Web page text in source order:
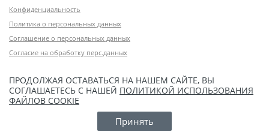
Конфиденциальность
Политика о персональных данных
Соглашение о персональных данных
Согласие на обработку перс.данных
ПРОДОЛЖАЯ ОСТАВАТЬСЯ НА НАШЕМ САЙТЕ, ВЫ
СОГЛАШАЕТЕСЬ С НАШЕЙ ПОЛИТИКОЙ ИСПОЛЬЗОВАНИЯ
ФАЙЛОВ COOKIE
Принять